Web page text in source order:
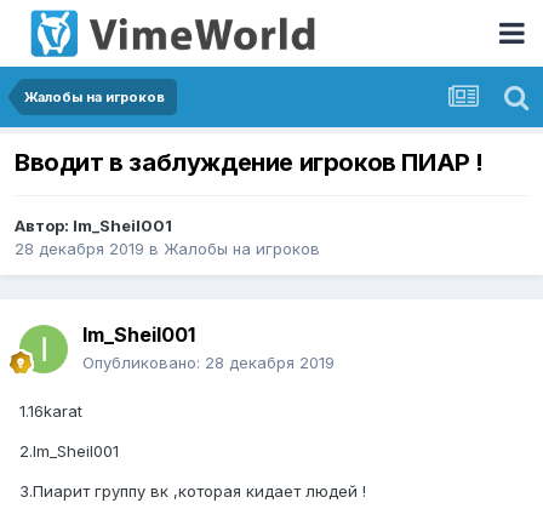
Жалобы на игроков
Вводит в заблуждение игроков ПИАР !
Автор: Im_Sheil001
28 декабря 2019 в Жалобы на игроков
Im_Sheil001
Опубликовано: 28 декабря 2019
1.16karat
2.Im_Sheil001
3.Пиарит группу вк ,которая кидает людей !